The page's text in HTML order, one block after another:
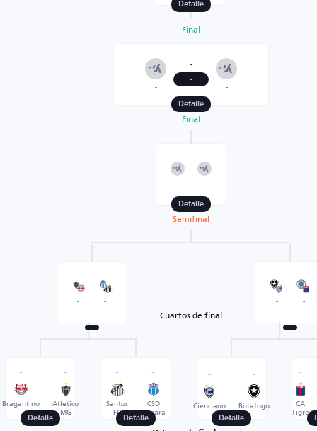
Detalle
Final
-
-
- -
Detalle
Final
- -
Detalle
Semifinal
- - - -
Cuartos de final
-
Bragantino
-
Atletico
MG
Detalle
-
Santos
FC
-
CSD
Macara
Detalle
-
Cienciano
-
Botafogo
Detalle
-
CA
Tigre